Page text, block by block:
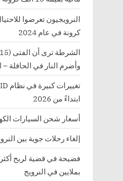
النرويجيون تعرضوا
كرونة في عام 2024
وأضرم النار في الحافلة
ابتداءً من 2026
أسعار شحن السيارات
إلغاء رحلات جوية بين
بملايين في النرويج